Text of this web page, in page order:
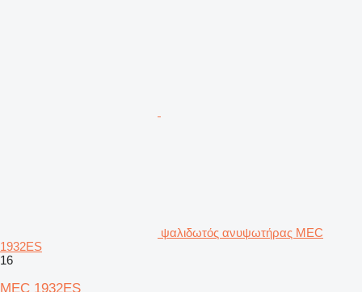
ψαλιδωτός ανυψωτήρας MEC
1932ES
16
MEC 1932ES